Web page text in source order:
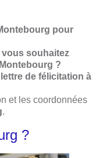
pour
vous souhaitez
?
de félicitation à
et les coordonnées
.
?